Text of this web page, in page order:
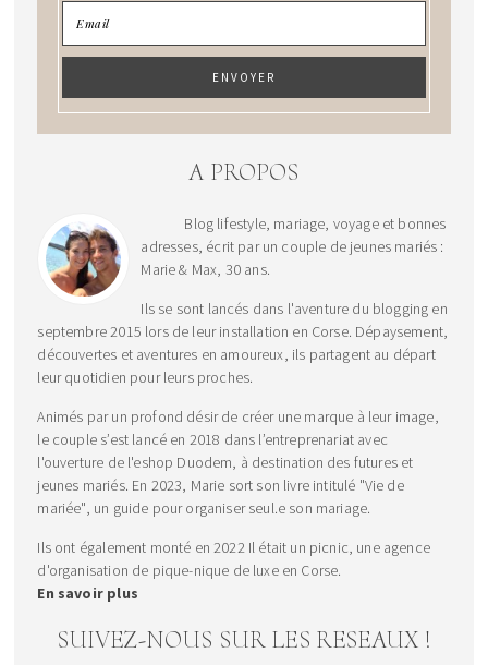
A PROPOS
Blog lifestyle, mariage, voyage et bonnes
adresses, écrit par un couple de jeunes mariés :
Marie & Max, 30 ans.
Ils se sont lancés dans l'aventure du blogging en
septembre 2015 lors de leur installation en Corse. Dépaysement,
découvertes et aventures en amoureux, ils partagent au départ
leur quotidien pour leurs proches.
Animés par un profond désir de créer une marque à leur image,
le couple s’est lancé en 2018 dans l’entreprenariat avec
l'ouverture de l'eshop Duodem, à destination des futures et
jeunes mariés. En 2023, Marie sort son livre intitulé "Vie de
mariée", un guide pour organiser seul.e son mariage.
Ils ont également monté en 2022 Il était un picnic, une agence
d'organisation de pique-nique de luxe en Corse.
En savoir plus
SUIVEZ-NOUS SUR LES RESEAUX !